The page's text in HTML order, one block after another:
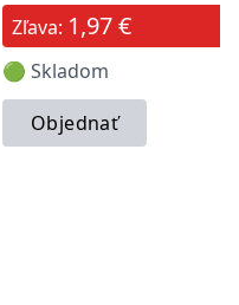
Zľava: 1,97 €
🟢 Skladom
Objednať